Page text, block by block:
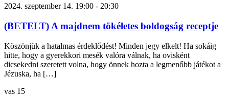
2024. szeptember 14. 19:00 - 20:30
(BETELT) A majdnem tökéletes boldogság receptje
Köszönjük a hatalmas érdeklődést! Minden jegy elkelt! Ha sokáig
hitte, hogy a gyerekkori mesék valóra válnak, ha ovisként
dicsekedni szeretett volna, hogy önnek hozta a legmenőbb játékot a
Jézuska, ha […]
vas 15